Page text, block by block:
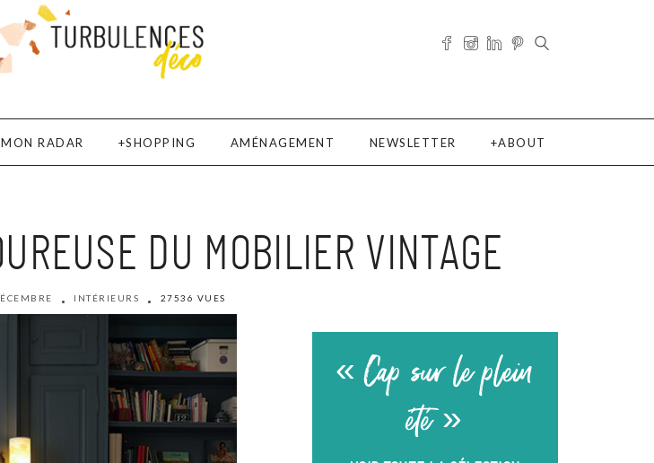
RADAR SHOPPING AMÉNAGEMENT NEWSLETTER ABOUT
DU MOBILIER VINTAGE
INTÉRIEURS 27536 VUES
« Cap sur le plein
été »